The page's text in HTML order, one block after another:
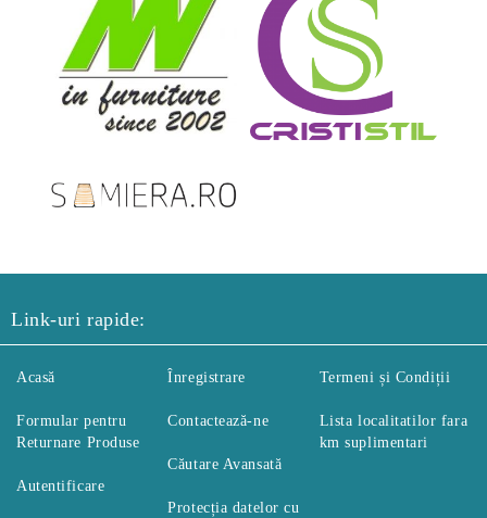
Link-uri rapide:
Acasă
Formular pentru
Returnare Produse
Autentificare
Înregistrare
Contactează-ne
Căutare Avansată
Protecția datelor cu
Termeni și Condiții
Lista localitatilor fara
km suplimentari